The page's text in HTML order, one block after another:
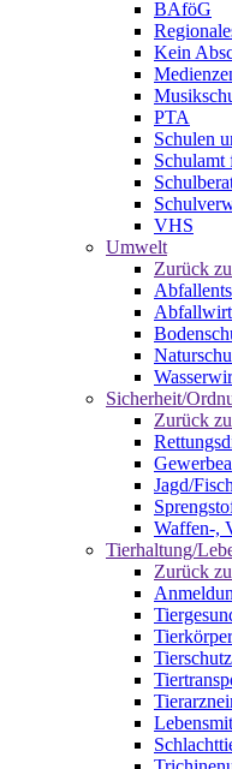
BAföG
Kein
PTA
Schulen
VHS
Umwelt
Zurück
Sicherheit/
Zurück
Jagd/
Waffen-,
Tierhaltung/
Zurück
Tierschutz